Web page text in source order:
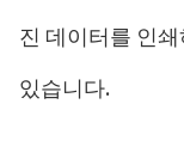
진 데이터를 인
있습니다.